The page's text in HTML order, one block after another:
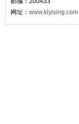
网址： www.klyixing.com